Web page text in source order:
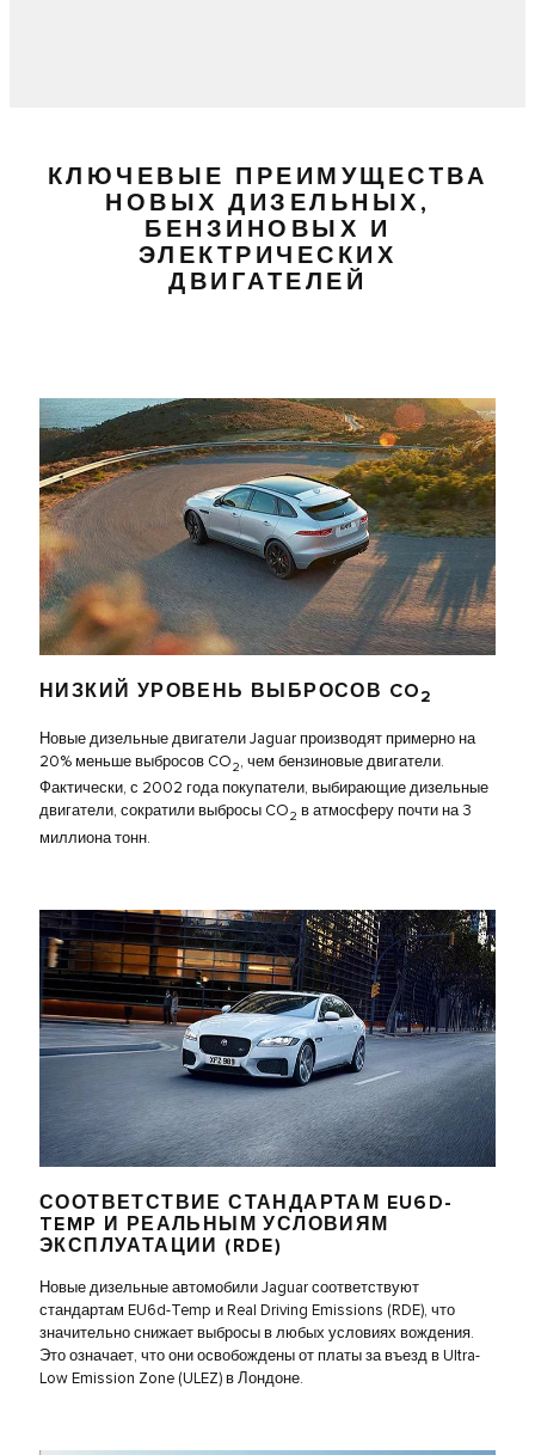
КЛЮЧЕВЫЕ ПРЕИМУЩЕСТВА
НОВЫХ ДИЗЕЛЬНЫХ,
БЕНЗИНОВЫХ И
ЭЛЕКТРИЧЕСКИХ
ДВИГАТЕЛЕЙ
НИЗКИЙ УРОВЕНЬ ВЫБРОСОВ CO2
Новые дизельные двигатели Jaguar производят примерно на
20% меньше выбросов CO2, чем бензиновые двигатели.
Фактически, с 2002 года покупатели, выбирающие дизельные
двигатели, сократили выбросы CO2 в атмосферу почти на 3
миллиона тонн.
СООТВЕТСТВИЕ СТАНДАРТАМ EU6D-
TEMP И РЕАЛЬНЫМ УСЛОВИЯМ
ЭКСПЛУАТАЦИИ (RDE)
Новые дизельные автомобили Jaguar соответствуют
стандартам EU6d-Temp и Real Driving Emissions (RDE), что
значительно снижает выбросы в любых условиях вождения.
Это означает, что они освобождены от платы за въезд в Ultra-
Low Emission Zone (ULEZ) в Лондоне.